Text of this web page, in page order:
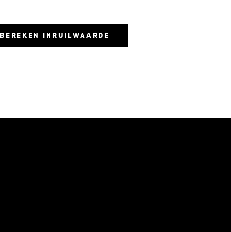
BEREKEN INRUILWAARDE